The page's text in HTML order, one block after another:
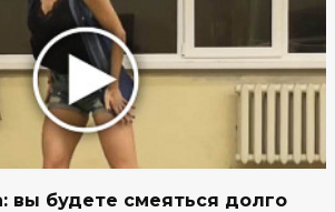
вы будете смеяться долго